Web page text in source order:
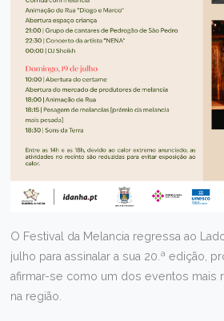
O Festival da Melancia regressa ao
julho para assinalar a sua 20.ª edição,
afirmar-se como um dos eventos mais
na região.